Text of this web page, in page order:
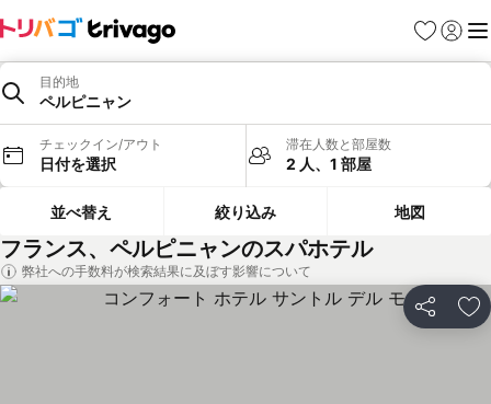
お気に入り
ログイ
メ
目的地
ペルピニャン
チェックイン/アウト
日付を選択
滞在人数と部屋数
2 人、1 部屋
並べ替え 絞り込み 地図
フランス、ペルピニャンのスパホテル
弊社への手数料が検索結果に及ぼす影響について
シェア お